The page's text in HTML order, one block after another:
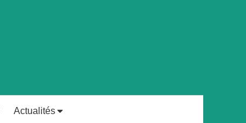
Actualités